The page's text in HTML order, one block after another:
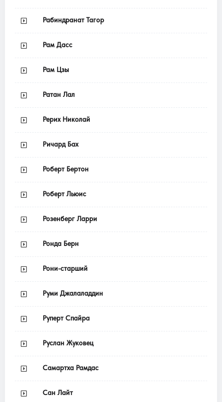
Рабиндранат Тагор
Рам Дасс
Рам Цзы
Ратан Лал
Рерих Николай
Ричард Бах
Роберт Бертон
Роберт Льюис
Розенберг Ларри
Ронда Берн
Рони-старший
Руми Джалаладдин
Руперт Спайра
Руслан Жуковец
Самартха Рамдас
Сан Лайт